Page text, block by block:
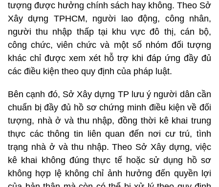
tượng được hưởng chính sách hay không. Theo Sở
Xây dựng TPHCM, người lao động, công nhân,
người thu nhập thấp tại khu vực đô thị, cán bộ,
công chức, viên chức và một số nhóm đối tượng
khác chỉ được xem xét hỗ trợ khi đáp ứng đầy đủ
các điều kiện theo quy định của pháp luật.
Bên cạnh đó, Sở Xây dựng TP lưu ý người dân cần
chuẩn bị đầy đủ hồ sơ chứng minh điều kiện về đối
tượng, nhà ở và thu nhập, đồng thời kê khai trung
thực các thông tin liên quan đến nơi cư trú, tình
trạng nhà ở và thu nhập. Theo Sở Xây dựng, việc
kê khai không đúng thực tế hoặc sử dụng hồ sơ
không hợp lệ không chỉ ảnh hưởng đến quyền lợi